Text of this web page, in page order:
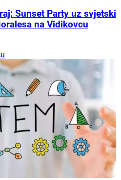
Sunset Party uz svjetski
na Vidikovcu